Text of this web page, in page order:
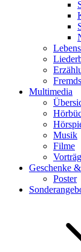
Multimedia
Musik
Filme
Geschenke
Poster